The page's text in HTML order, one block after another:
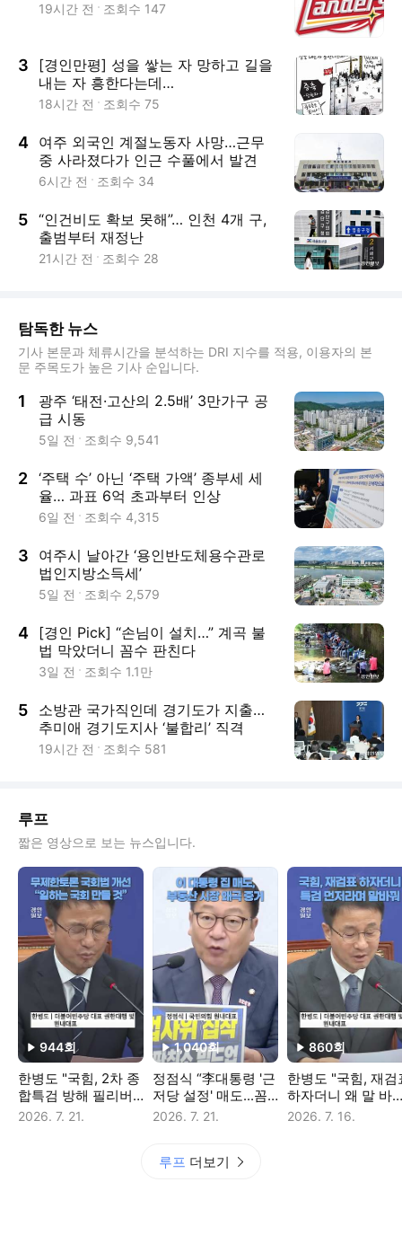
19시간 전 조회수 147
3
[경인만평] 성을 쌓는 자 망하고 길을
내는 자 흥한다는데…
18시간 전 조회수 75
4 여주 외국인 계절노동자 사망…근무
중 사라졌다가 인근 수풀에서 발견
6시간 전 조회수 34
5 “인건비도 확보 못해”… 인천 4개 구,
출범부터 재정난
21시간 전 조회수 28
탐독한 뉴스
기사 본문과 체류시간을 분석하는 DRI 지수를 적용, 이용자의 본
문 주목도가 높은 기사 순입니다.
1
광주 ‘태전·고산의 2.5배’ 3만가구 공
급 시동
5일 전 조회수 9,541
2 ‘주택 수’ 아닌 ‘주택 가액’ 종부세 세
율… 과표 6억 초과부터 인상
6일 전 조회수 4,315
3
여주시 날아간 ‘용인반도체용수관로
법인지방소득세’
5일 전 조회수 2,579
4 [경인 Pick] “손님이 설치…” 계곡 불
법 막았더니 꼼수 판친다
3일 전 조회수 1.1만
5
소방관 국가직인데 경기도가 지출…
추미애 경기도지사 ‘불합리’ 직격
19시간 전 조회수 581
루프
짧은 영상으로 보는 뉴스입니다.
944회
한병도 "국힘, 2차 종
합특검 방해 필리버
스터...일하는 국회 위
2026. 7. 21.
1,040회
정점식 “李대통령 '근
저당 설정' 매도...꼼
수에 감탄"
2026. 7. 21.
860회
한병도 "국힘, 재검
하자더니 왜 말 바
나"
2026. 7. 16.
루프 더보기